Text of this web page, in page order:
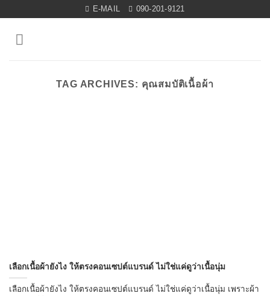
content
E-MAIL 090-201-9121
TAG ARCHIVES: คุณสมบัติเนื้อผ้า
เลือกเนื้อผ้ายังไง ให้ตรงคอนเซปต์แบรนด์ ไม่ใช่แค่ดูว่าเนื้อนุ่ม
เลือกเนื้อผ้ายังไง ให้ตรงคอนเซปต์แบรนด์ ไม่ใช่แค่ดูว่าเนื้อนุ่ม เพราะผ้า